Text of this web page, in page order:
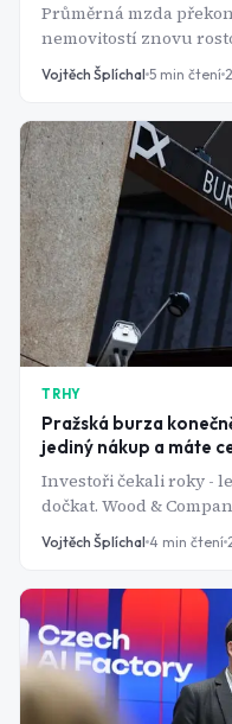
Průměrná mzda
nemovitostí znovu
se každý rok zvyšuje.
říct, kde přesně
Vojtěch Šplíchal 5 min čtení
TRHY
Pražská burza
jediný nákup a máte
Investoři čekali roky -
dočkat. Wood &
na index PX, které
blue chips jedním
Vojtěch Šplíchal 4 min čtení